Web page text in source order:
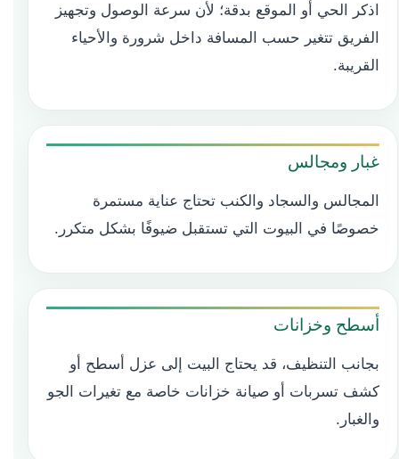
اذكر الحي أو الموقع بدقة؛ لأن سرعة الوصول وتجهيز
الفريق تتغير حسب المسافة داخل شرورة والأحياء
القريبة.
غبار ومجالس
المجالس والسجاد والكنب تحتاج عناية مستمرة
خصوصًا في البيوت التي تستقبل ضيوفًا بشكل متكرر.
أسطح وخزانات
بجانب التنظيف، قد يحتاج البيت إلى عزل أسطح أو
كشف تسربات أو صيانة خزانات خاصة مع تغيرات الجو
والغبار.